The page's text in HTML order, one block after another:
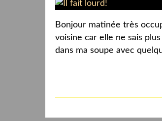
Bonjour matinée très
voisine car elle ne sais
dans ma soupe avec